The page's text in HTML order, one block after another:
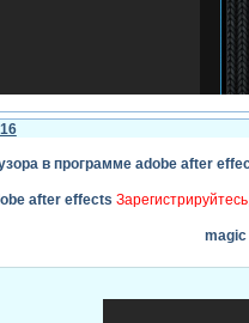
в программе adobe after
after effects